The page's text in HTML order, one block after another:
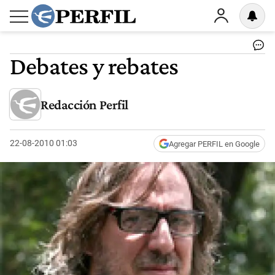
Debates y rebates
Redacción Perfil
22-08-2010 01:03 Agregar PERFIL en Google